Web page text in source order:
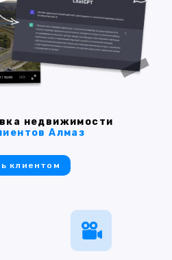
недвижимости
Алмаз
клиентом